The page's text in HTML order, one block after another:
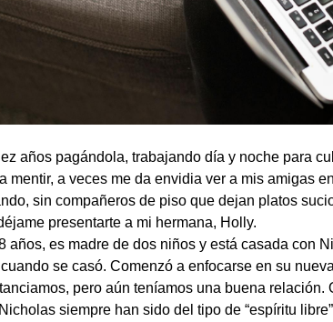
años pagándola, trabajando día y noche para
mentir, a veces me da envidia ver a mis amigas
sin compañeros de piso que dejan platos
presentarte a mi hermana, Holly.
años, es madre de dos niños y está casada con
se casó. Comenzó a enfocarse en su
pero aún teníamos una buena relación.
siempre han sido del tipo de “espíritu